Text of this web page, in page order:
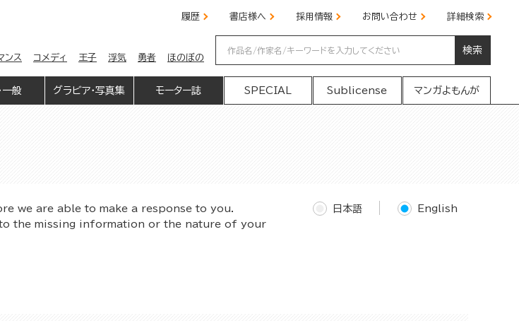
履歴 書店様へ 採用情報 お問い合わせ 詳細検索
ンス コメディ 王子 浮気 勇者 ほのぼの
検索
一般 グラビア・写真集 モーター誌 SPECIAL Sublicense マンガよもんが
we are able to make a response to you.
the missing information or the nature of your
日本語 English